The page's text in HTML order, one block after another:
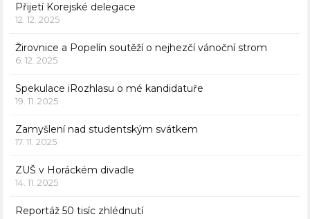
Přijetí Korejské delegace
12. 12. 2025
Žirovnice a Popelín soutěží o nejhezčí vánoční strom
6. 12. 2025
Spekulace iRozhlasu o mé kandidatuře
19. 11. 2025
Zamyšlení nad studentským svátkem
17. 11. 2025
ZUŠ v Horáckém divadle
14. 11. 2025
Reportáž 50 tisíc zhlédnutí